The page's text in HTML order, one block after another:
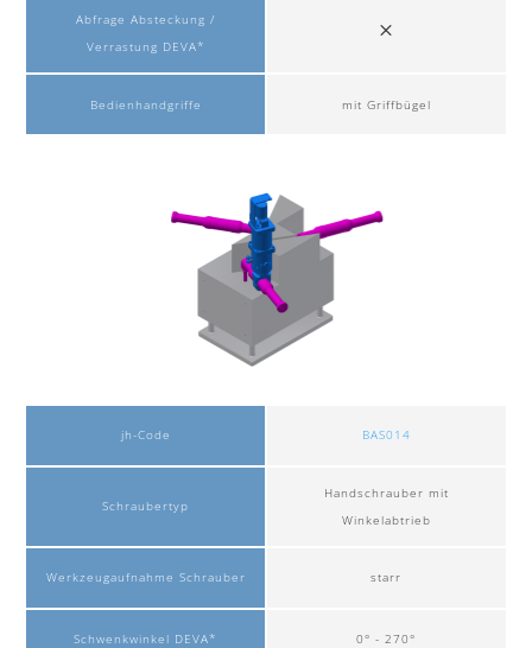
Abfrage Absteckung /
Verrastung DEVA*
Bedienhandgriffe mit Griffbügel
jh-Code
Schraubertyp
Werkzeugaufnahme Schrauber
Schwenkwinkel DEVA*
BAS014
Handschrauber mit
Winkelabtrieb
starr
0° - 270°